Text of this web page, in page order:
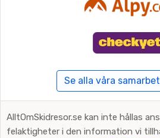
Se alla våra
AlltOmSkidresor.se kan inte hållas
felaktigheter i den information vi